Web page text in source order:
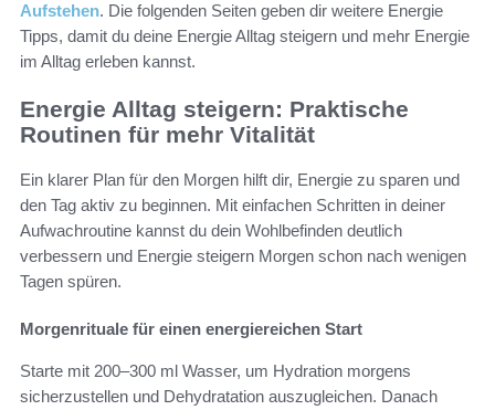
Aufstehen. Die folgenden Seiten geben dir weitere Energie
Tipps, damit du deine Energie Alltag steigern und mehr Energie
im Alltag erleben kannst.
Energie Alltag steigern: Praktische
Routinen für mehr Vitalität
Ein klarer Plan für den Morgen hilft dir, Energie zu sparen und
den Tag aktiv zu beginnen. Mit einfachen Schritten in deiner
Aufwachroutine kannst du dein Wohlbefinden deutlich
verbessern und Energie steigern Morgen schon nach wenigen
Tagen spüren.
Morgenrituale für einen energiereichen Start
Starte mit 200–300 ml Wasser, um Hydration morgens
sicherzustellen und Dehydratation auszugleichen. Danach